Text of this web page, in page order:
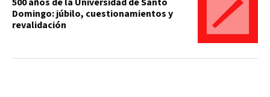
Domingo: júbilo, cuestionamientos y
revalidación